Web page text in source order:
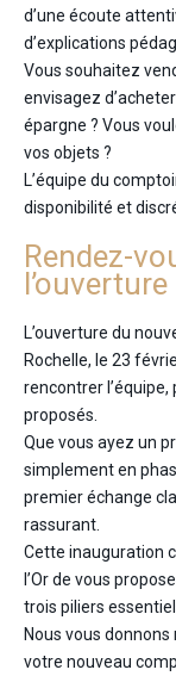
d’une écoute
d’explications
Vous souhaitez
envisagez
épargne ? Vous
vos objets ?
L’équipe du
disponibilité et
Rendez-
l’ouverture
L’ouverture du
Rochelle, le 23
rencontrer
proposés.
Que vous ayez un
simplement en
premier échange
rassurant.
Cette inauguration
l’Or de vous
trois piliers
Nous vous
votre nouveau